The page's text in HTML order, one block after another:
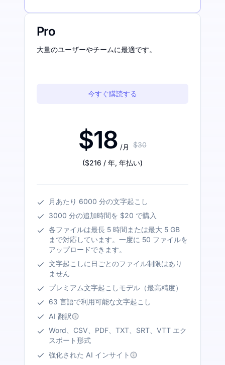
Pro
大量のユーザーやチームに最適です。
今すぐ購読する
$18 /月 $30
($216 / 年, 年払い)
月あたり 6000 分の文字起こし
3000 分の追加時間を $20 で購入
各ファイルは最長 5 時間または最大 5 GB
まで対応しています。一度に 50 ファイルを
アップロードできます。
文字起こしに日ごとのファイル制限はあり
ません
プレミアム文字起こしモデル（最高精度）
63 言語で利用可能な文字起こし
AI 翻訳
Word、CSV、PDF、TXT、SRT、VTT エク
スポート形式
強化された AI インサイト